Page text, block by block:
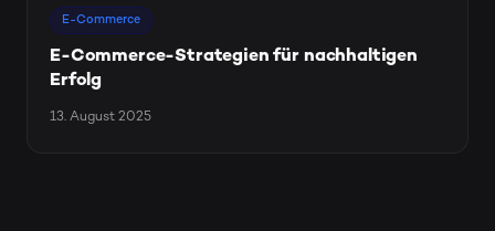
E-Commerce
E-Commerce-Strategien für nachhaltigen
Erfolg
13. August 2025